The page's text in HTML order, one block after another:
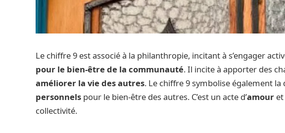
Le chiffre 9 est associé à la philanthropie, incitant à s’engager
pour le bien-être de la communauté. Il incite à apporter des
améliorer la vie des autres. Le chiffre 9 symbolise également la
personnels pour le bien-être des autres. C’est un acte d’amour
collectivité.